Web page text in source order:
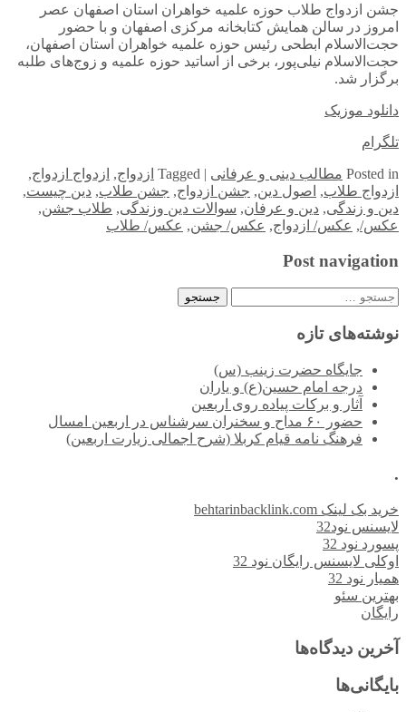
جشن ازدواج طلاب حوزه علمیه خواهران استان اصفهان عصر
امروز در سالن همایش کتابخانه مرکزی اصفهان و با حضور
حجت‌الاسلام ابطحی رئیس حوزه علمیه خواهران استان اصفهان،
حجت‌الاسلام نیلی‌پور، برخی از اساتید حوزه علمیه و زوج‌های طلبه
برگزار شد.
دانلود موزیک
تلگرام
Posted in مطالب دینی و عرفانی |
Tagged ازدواج, ازدواج ازدواج,
ازدواج طلاب, اصول دین, جشن ازدواج, جشن طلاب, دین چیست,
دین و زندگی, دین و عرفان, سوالات دین وزندگی, طلاب جشن,
عکس/, عکس/ ازدواج, عکس/ جشن, عکس/ طلاب
Post navigation
جستجو
نوشته‌های تازه
جایگاه حضرت زینب (س)
درجه امام حسین(ع) و یاران
آثار و برکات پیاده روی اربعین
حضور ۶۰ مداح و سخنران سرشناس در اربعین امسال
فرهنگ نامه قیام کربلا (شرح اجمالی زیارت اربعین)
.
خرید بک لینک behtarinbacklink.com
لایسنس نود32
پسورد نود 32
اوکلی لایسنس رایگان نود 32
همیار نود 32
بهترین سئو
رایگان
آخرین دیدگاه‌ها
بایگانی‌ها